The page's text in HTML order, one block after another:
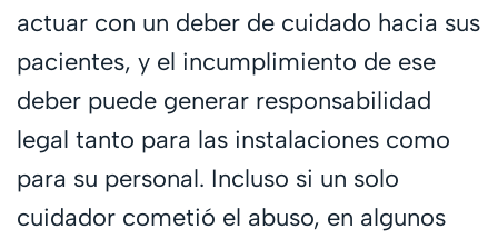
actuar con un deber de cuidado hacia sus
pacientes, y el incumplimiento de ese
deber puede generar responsabilidad
legal tanto para las instalaciones como
para su personal. Incluso si un solo
cuidador cometió el abuso, en algunos